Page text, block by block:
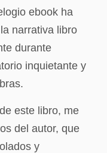
ebook ha
narrativa libro
durante
inquietante y
este libro, me
del autor, que
y